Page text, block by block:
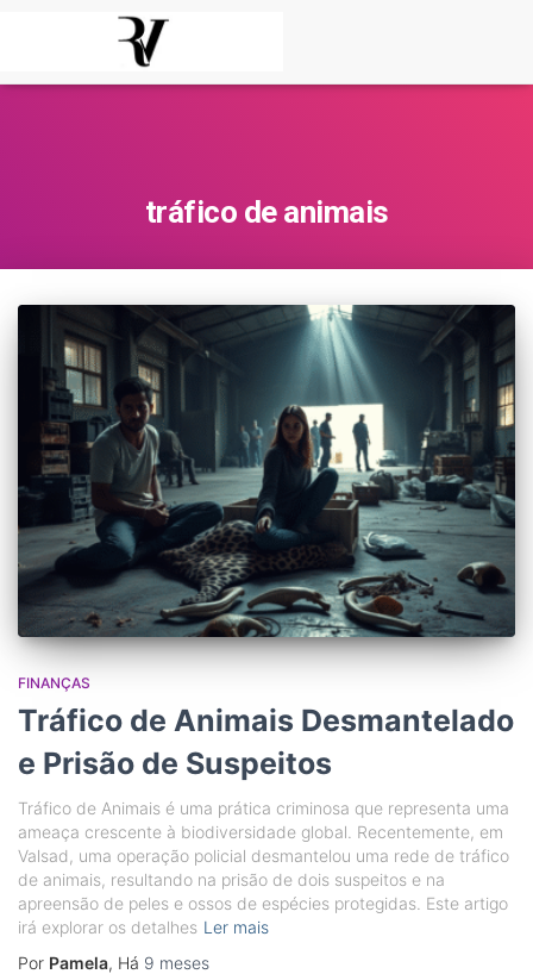
tráfico de animais
FINANÇAS
Tráfico de Animais Desmantelado
e Prisão de Suspeitos
Tráfico de Animais é uma prática criminosa que representa uma
ameaça crescente à biodiversidade global. Recentemente, em
Valsad, uma operação policial desmantelou uma rede de tráfico
de animais, resultando na prisão de dois suspeitos e na
apreensão de peles e ossos de espécies protegidas. Este artigo
irá explorar os detalhes Ler mais
Por Pamela, Há 9 meses